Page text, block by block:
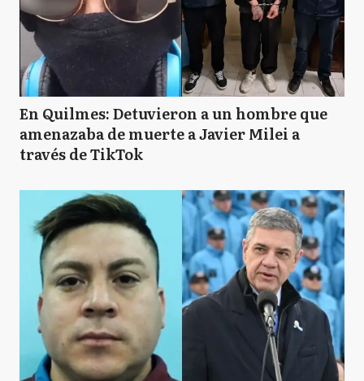
En Quilmes: Detuvieron a un hombre que
amenazaba de muerte a Javier Milei a
través de TikTok